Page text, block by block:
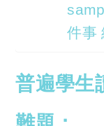
件事
普遍學生